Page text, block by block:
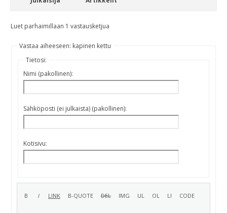
Luet parhaimillaan 1 vastausketjua
Vastaa aiheeseen: kapinen kettu
Tietosi:
Nimi (pakollinen):
Sähköposti (ei julkaista) (pakollinen):
Kotisivu: